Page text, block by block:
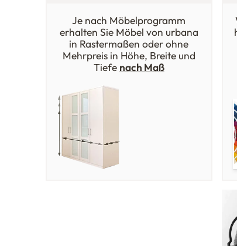
Je nach Möbelprogramm
erhalten Sie Möbel von urbana
in Rastermaßen oder ohne
Mehrpreis in Höhe, Breite und
Tiefe nach Maß